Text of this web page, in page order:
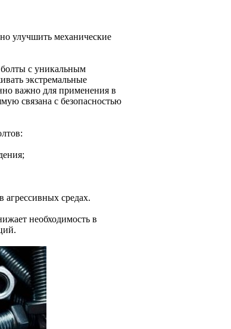
улучшить механические
болты с уникальным
экстремальные
важно для применения в
связана с безопасностью
средах.
необходимость в